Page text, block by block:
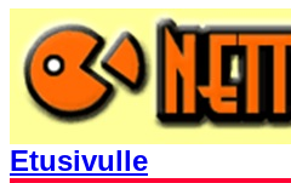
Etusivulle